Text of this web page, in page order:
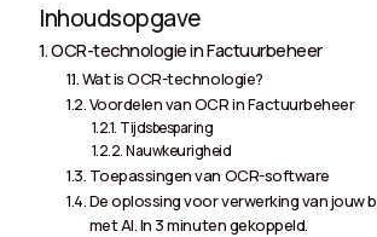
Inhoudsopgave
OCR-technologie in Factuurbeheer
Wat is OCR-technologie?
Voordelen van OCR in Factuurbeheer
Tijdsbesparing
Nauwkeurigheid
Toepassingen van OCR-software
De oplossing voor verwerking van jouw
met AI. In 3 minuten gekoppeld.